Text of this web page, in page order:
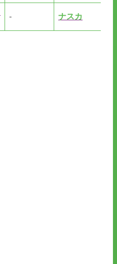
- ナスカ